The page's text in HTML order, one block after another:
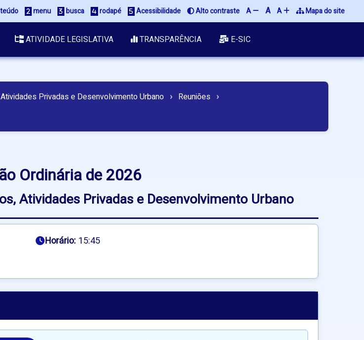
menu busca rodapé Acessibilidade Alto contraste A A A Mapa do site
ATIVIDADE LEGISLATIVA TRANSPARÊNCIA E-SIC
Privadas e Desenvolvimento Urbano › Reuniões ›
Ordinária de 2026
Atividades Privadas e Desenvolvimento Urbano
Horário: 15:45